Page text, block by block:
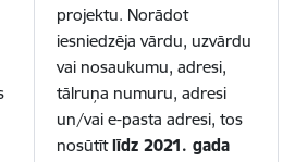
projektu. Norādot
iesniedzēja vārdu, uzvārdu
vai nosaukumu, adresi,
tālruņa numuru, adresi
un/vai e-pasta adresi, tos
nosūtītlīdz 2021. gada